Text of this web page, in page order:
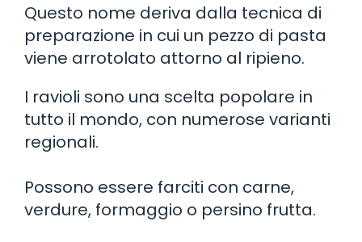
Questo nome deriva dalla tecnica di
preparazione in cui un pezzo di pasta
viene arrotolato attorno al ripieno.
I ravioli sono una scelta popolare in
tutto il mondo, con numerose varianti
regionali.
Possono essere farciti con carne,
verdure, formaggio o persino frutta.